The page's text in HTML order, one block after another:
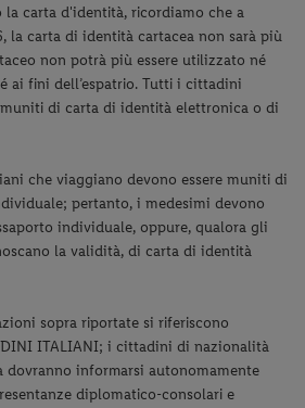
carta d'identità, ricordiamo che a
la carta di identità cartacea non sarà più
non potrà più essere utilizzato né
ai fini dell’espatrio. Tutti i cittadini
di carta di identità elettronica o di
che viaggiano devono essere muniti di
pertanto, i medesimi devono
individuale, oppure, qualora gli
la validità, di carta di identità
sopra riportate si riferiscono
ITALIANI; i cittadini di nazionalità
dovranno informarsi autonomamente
diplomatico-consolari e